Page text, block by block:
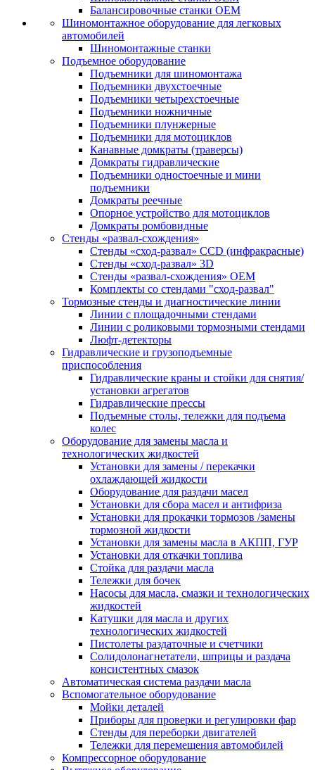
Балансировочные станки ОЕМ
Шиномонтажное оборудование для легковых
автомобилей
Шиномонтажные станки
Подъемное оборудование
Подъемники для шиномонтажа
Подъемники двухстоечные
Подъемники четырехстоечные
Подъемники ножничные
Подъемники плунжерные
Подъемники для мотоциклов
Канавные домкраты (траверсы)
Домкраты гидравлические
Подъемники одностоечные и мини
подъемники
Домкраты реечные
Опорное устройство для мотоциклов
Домкраты ромбовидные
Стенды «развал-схождения»
Стенды «сход-развал» CCD (инфракрасные)
Стенды «сход-развал» 3D
Стенды «развал-схождения» ОЕМ
Комплекты со стендами "сход-развал"
Тормозные стенды и диагностические линии
Линии с площадочными стендами
Линии с роликовыми тормозными стендами
Люфт-детекторы
Гидравлические и грузоподъемные
приспособления
Гидравлические краны и стойки для снятия/
установки агрегатов
Гидравлические прессы
Подъемные столы, тележки для подъема
колес
Оборудование для замены масла и
технологических жидкостей
Установки для замены / перекачки
охлаждающей жидкости
Оборудование для раздачи масел
Установки для сбора масел и антифриза
Установки для прокачки тормозов /замены
тормозной жидкости
Установки для замены масла в АКПП, ГУР
Установки для откачки топлива
Стойка для раздачи масла
Тележки для бочек
Насосы для масла, смазки и технологических
жидкостей
Катушки для масла и других
технологических жидкостей
Пистолеты раздаточные и счетчики
Солидолонагнетатели, шприцы и раздача
консистентных смазок
Автоматическая система раздачи масла
Вспомогательное оборудование
Мойки деталей
Приборы для проверки и регулировки фар
Стенды для переборки двигателей
Тележки для перемещения автомобилей
Компрессорное оборудование